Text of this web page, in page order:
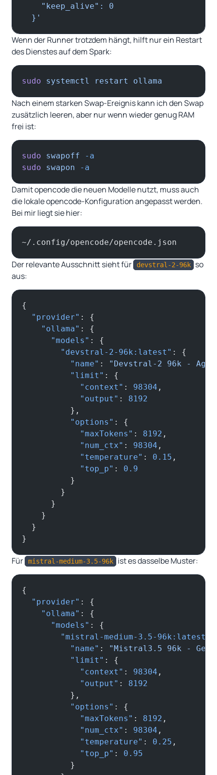
    "keep_alive": 0
  }'
Wenn der Runner trotzdem hängt, hilft nur ein Restart
des Dienstes auf dem Spark:
sudo systemctl restart ollama
Nach einem starken Swap-Ereignis kann ich den Swap
zusätzlich leeren, aber nur wenn wieder genug RAM
frei ist:
sudo swapoff -a
sudo swapon -a
Damit opencode die neuen Modelle nutzt, muss auch
die lokale opencode-Konfiguration angepasst werden.
Bei mir liegt sie hier:
~/.config/opencode/opencode.json
Der relevante Ausschnitt sieht für devstral-2-96k
so
aus:
{
  "provider"
: {
    "ollama"
: {
      "models"
: {
        "devstral-2-96k:latest"
: {
          "name"
:
"Devstral-2 96k -
          "limit"
: {
            "context"
: 98304 ,
            "output"
: 8192
          },
          "options"
: {
            "maxTokens"
: 8192 ,
            "num_ctx"
: 98304 ,
            "temperature"
: 0.15 ,
            "top_p"
: 0.9
          }
        }
      }
    }
  }
}
Für mistral-medium-3.5-96k ist es dasselbe Muster:
{
  "provider"
: {
    "ollama"
: {
      "models"
: {
        "mistral-medium-3.5-96k:latest"
          "name"
:
"Mistral3.5 96k -
          "limit"
: {
            "context"
: 98304 ,
            "output"
: 8192
          },
          "options"
: {
            "maxTokens"
: 8192 ,
            "num_ctx"
: 98304 ,
            "temperature"
: 0.25 ,
            "top_p"
: 0.95
          }